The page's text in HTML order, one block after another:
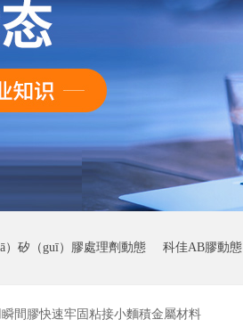
）矽（guī）膠處理劑動態 科佳AB膠動態
動態
間膠快速牢固粘接小麵積金屬材料